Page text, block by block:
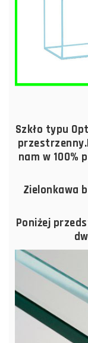
Szkło typu
nam w
Zielonkawa
Poniżej